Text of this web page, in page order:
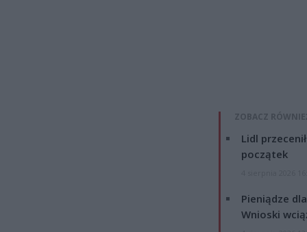
ZOBACZ
Lidl
początek
Pieniądze
Wnioski